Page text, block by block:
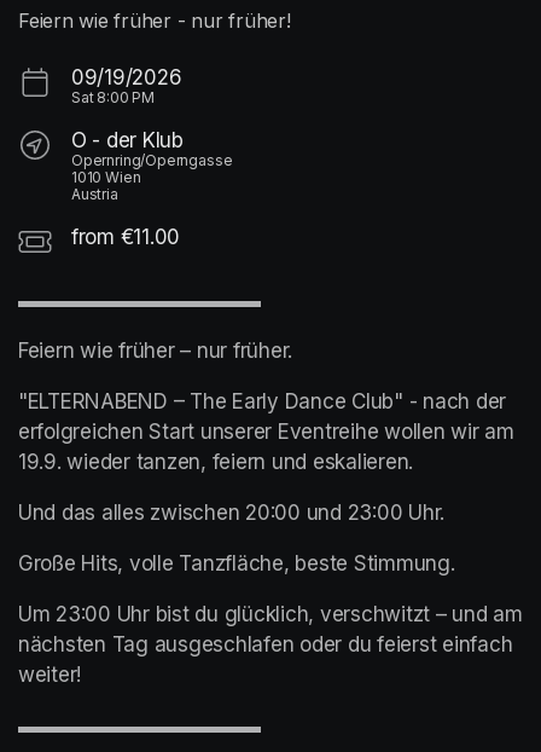
Feiern wie früher - nur früher!
09/19/2026
Sat 8:00 PM
O - der Klub
Opernring/Operngasse
1010 Wien
Austria
from €11.00
▬▬▬▬▬▬▬▬▬▬▬▬
Feiern wie früher – nur früher.
"ELTERNABEND – The Early Dance Club" - nach der
erfolgreichen Start unserer Eventreihe wollen wir am
19.9. wieder tanzen, feiern und eskalieren.
Und das alles zwischen 20:00 und 23:00 Uhr.
Große Hits, volle Tanzfläche, beste Stimmung.
Um 23:00 Uhr bist du glücklich, verschwitzt – und am
nächsten Tag ausgeschlafen oder du feierst einfach
weiter!
▬▬▬▬▬▬▬▬▬▬▬▬